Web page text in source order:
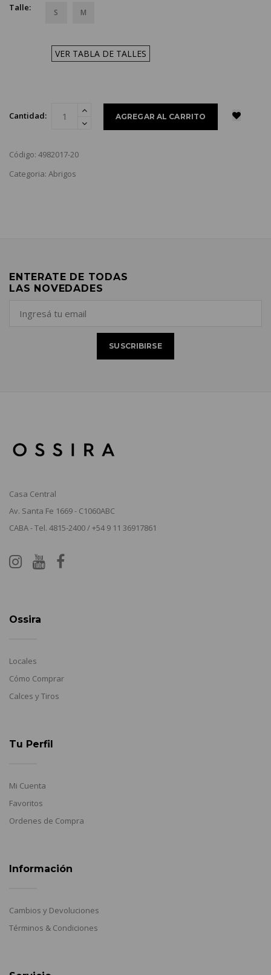
Talle: S M
VER TABLA DE TALLES
Cantidad:
Código: 4982017-20
Categoria: Abrigos
ENTERATE DE TODAS
LAS NOVEDADES
Casa Central
Av. Santa Fe 1669 - C1060ABC
CABA - Tel. 4815-2400 / +54 9 11 36917861
Ossira
Locales
Cómo Comprar
Calces y Tiros
Tu Perfil
Mi Cuenta
Favoritos
Ordenes de Compra
Información
Cambios y Devoluciones
Términos & Condiciones